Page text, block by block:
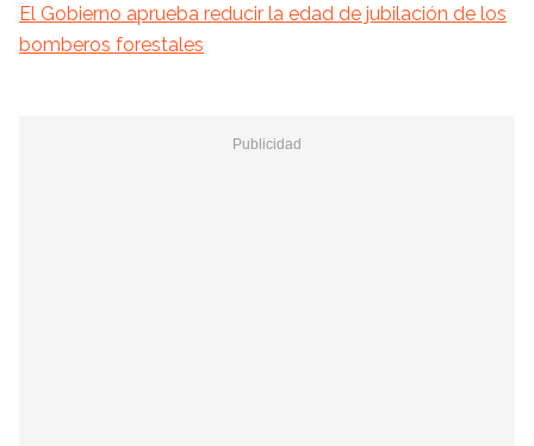
El Gobierno aprueba reducir la edad de jubilación de los
bomberos forestales